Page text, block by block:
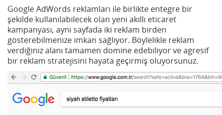
Google AdWords reklamları ile birlikte entegre bir
şekilde kullanılabilecek olan yeni akıllı eticaret
kampanyası, aynı sayfada iki reklam birden
gösterebilmenize imkan sağlıyor. Böylelikle reklam
verdiğiniz alanı tamamen domine edebiliyor ve agresif
bir reklam stratejisini hayata geçirmiş oluyorsunuz.